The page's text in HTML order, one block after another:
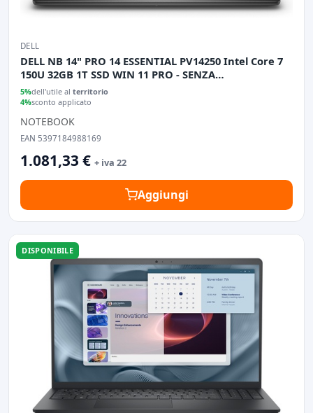
DELL
DELL NB 14" PRO 14 ESSENTIAL PV14250 Intel Core 7
150U 32GB 1T SSD WIN 11 PRO - SENZA
ALIMENTATORE
5%dell'utile al territorio
4%sconto applicato
NOTEBOOK
EAN 5397184988169
1.081,33 € + iva 22
Aggiungi
DISPONIBILE